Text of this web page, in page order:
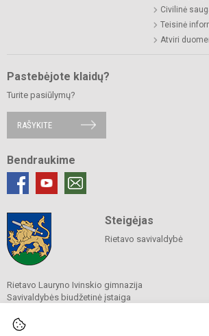
Civilinė
Teisinė
Atviri
Pastebėjote klaidų?
Turite pasiūlymų?
RAŠYKITE
Bendraukime
Steigėjas
Rietavo savivaldybė
Rietavo Lauryno Ivinskio gimnazija
Savivaldybės biudžetinė įstaiga
Tel.(8 448) 68 652